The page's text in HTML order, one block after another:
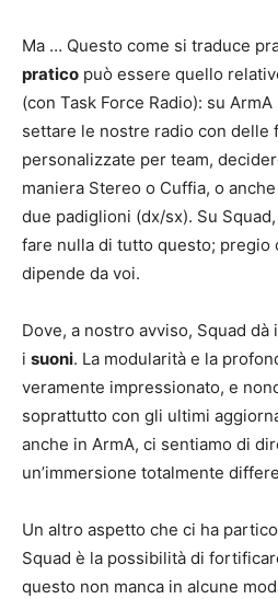
Ma … Questo come si traduce
pratico può essere quello
(con Task Force Radio): su
settare le nostre radio con delle
personalizzate per team,
maniera Stereo o Cuffia, o
due padiglioni (dx/sx). Su
fare nulla di tutto questo; pregio
dipende da voi.
Dove, a nostro avviso, Squad
i suoni. La modularità e la
veramente impressionato, e
soprattutto con gli ultimi
anche in ArmA, ci sentiamo di
un’immersione totalmente
Un altro aspetto che ci ha
Squad è la possibilità di
questo non manca in alcune